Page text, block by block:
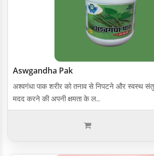
Aswgandha Pak
अश्वगंधा पाक शरीर को तनाव से निपटने और स्वस्थ
मदद करने की अपनी क्षमता के ल..